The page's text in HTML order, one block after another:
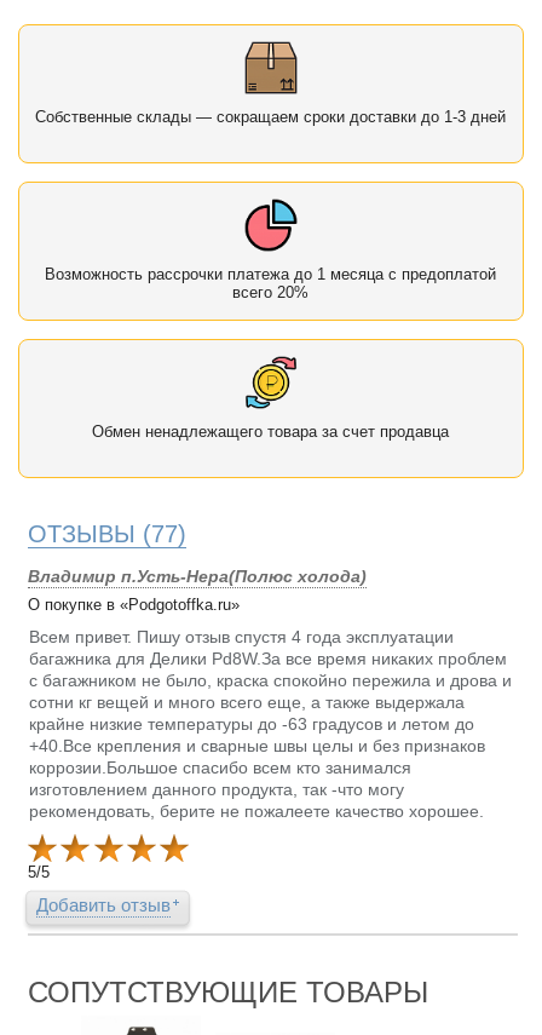
Собственные склады — сокращаем сроки доставки до 1-3 дней
Возможность рассрочки платежа до 1 месяца с предоплатой
всего 20%
Обмен ненадлежащего товара за счет продавца
ОТЗЫВЫ (77)
Владимир п.Усть-Нера(Полюс холода)
О покупке в «Podgotoffka.ru»
Всем привет. Пишу отзыв спустя 4 года эксплуатации
багажника для Делики Pd8W.За все время никаких проблем
с багажником не было, краска спокойно пережила и дрова и
сотни кг вещей и много всего еще, а также выдержала
крайне низкие температуры до -63 градусов и летом до
+40.Все крепления и сварные швы целы и без признаков
коррозии.Большое спасибо всем кто занимался
изготовлением данного продукта, так -что могу
рекомендовать, берите не пожалеете качество хорошее.
5/5
Добавить отзыв
СОПУТСТВУЮЩИЕ ТОВАРЫ